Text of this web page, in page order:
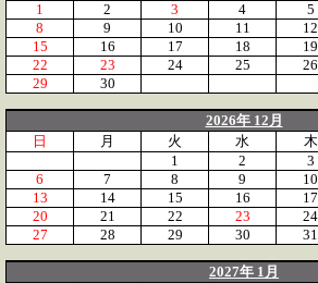
1
2 3 4 5
8
9 10 11 12
15
16 17 18 19
22
23 24 25 26
29
30
2026年 12月
日
月 火 水 木
1
2 3
6
7 8 9 10
13
14 15 16 17
20
21 22 23 24
27
28 29 30 31
2027年 1月